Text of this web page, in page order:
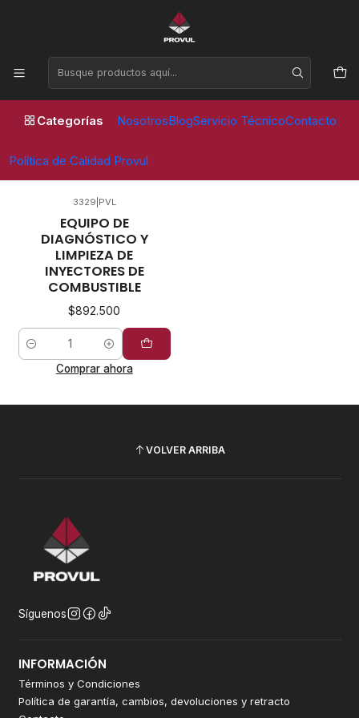
Categorías NosotrosBlogServicio TécnicoContacto
Política de Calidad Provul
Horario de atención Lunes a Viernes de 09:00 a 17:30 horas
Inicio Equipos de taller
Diagnóstico
3329 PVL
EQUIPO DE
DIAGNÓSTICO Y
LIMPIEZA DE
INYECTORES DE
COMBUSTIBLE
$892.500
Cantidad
Comprar ahora
VOLVER ARRIBA
Síguenos
INFORMACIÓN
Términos y Condiciones
Política de garantía, cambios, devoluciones y retracto